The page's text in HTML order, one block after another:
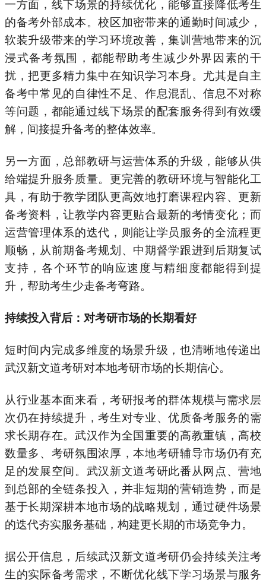
一方面，线下场景的持续优化，能够直接降低考生
的备考外部成本。校区加密带来的通勤时间减少，
软装升级带来的学习环境改善，集训营地带来的沉
浸式备考氛围，都能帮助考生减少外界因素的干
扰，把更多精力集中在知识学习本身。尤其是自主
备考中常见的自律性不足、作息混乱、信息不对称
等问题，都能通过线下场景的配套服务得到有效缓
解，间接提升备考的整体效率。
另一方面，总部教研与运营体系的升级，能够从供
给端提升服务质量。更完善的教研环境与智能化工
具，有助于教学团队更高效地打磨课程内容、更新
备考资料，让教学内容更贴合最新的考情变化；而
运营管理体系的迭代，则能让学员服务的全流程更
顺畅，从前期备考规划、中期督学跟进到后期复试
支持，各个环节的响应速度与精细度都能得到提
升，帮助考生少走备考弯路。
持续投入背后：对考研市场的长期看好
短时间内完成多维度的场景升级，也清晰地传递出
武汉新文道考研对本地考研市场的长期信心。
从行业基本面来看，考研报考的群体规模与需求层
次仍在持续提升，考生对专业、优质备考服务的需
求长期存在。武汉作为全国重要的高教重镇，高校
数量多、考研氛围浓厚，本地考研辅导市场仍有充
足的发展空间。武汉新文道考研此番从网点、营地
到总部的全链条投入，并非短期的营销造势，而是
基于长期深耕本地市场的战略规划，通过硬件场景
的迭代夯实服务基础，构建更长期的市场竞争力。
据公开信息，后续武汉新文道考研仍会持续关注考
生的实际备考需求，不断优化线下学习场景与服务